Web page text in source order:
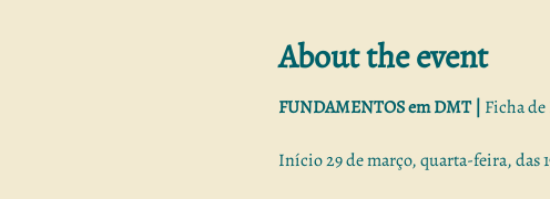
About the event
FUNDAMENTOS em DMT | Ficha
Início 29 de março, quarta-feira, das